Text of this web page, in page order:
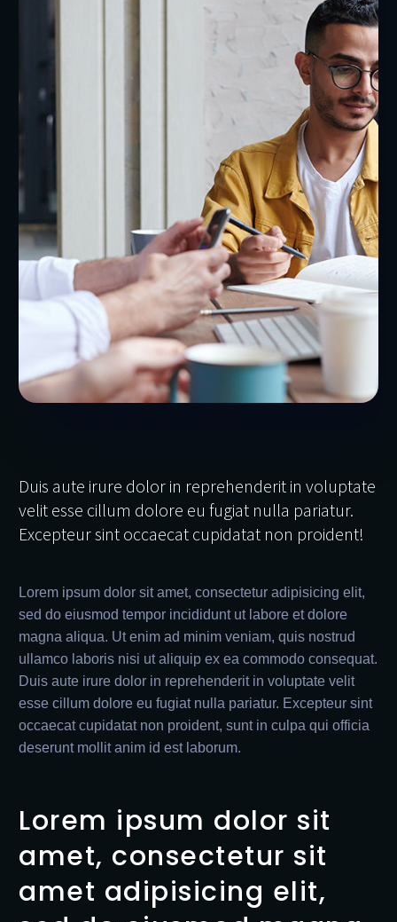
Duis aute irure dolor in reprehenderit in voluptate
velit esse cillum dolore eu fugiat nulla pariatur.
Excepteur sint occaecat cupidatat non proident!
Lorem ipsum dolor sit amet, consectetur adipisicing elit,
sed do eiusmod tempor incididunt ut labore et dolore
magna aliqua. Ut enim ad minim veniam, quis nostrud
ullamco laboris nisi ut aliquip ex ea commodo consequat.
Duis aute irure dolor in reprehenderit in voluptate velit
esse cillum dolore eu fugiat nulla pariatur. Excepteur sint
occaecat cupidatat non proident, sunt in culpa qui officia
deserunt mollit anim id est laborum.
Lorem ipsum dolor sit
amet, consectetur sit
amet adipisicing elit,